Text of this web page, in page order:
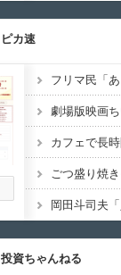
ピカ速
カフェで長
投資ちゃんねる